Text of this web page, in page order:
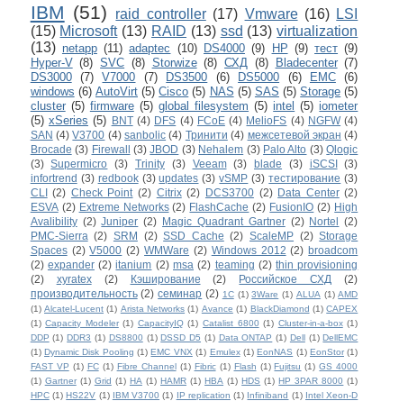
IBM (51) raid controller (17) Vmware (16) LSI
(15) Microsoft (13) RAID (13) ssd (13) virtualization
(13) netapp (11) adaptec (10) DS4000 (9) HP (9) тест (9)
Hyper-V (8) SVC (8) Storwize (8) СХД (8) Bladecenter (7)
DS3000
(7) V7000 (7) DS3500 (6) DS5000 (6) EMC
(6)
windows (6) AutoVirt (5) Cisco (5) NAS (5) SAS (5) Storage (5)
cluster (5) firmware (5) global filesystem (5) intel (5) iometer
(5) xSeries (5) BNT (4) DFS (4) FCoE (4) MelioFS (4) NGFW (4)
SAN (4) V3700 (4) sanbolic (4) Тринити (4) межсетевой экран (4)
Brocade (3) Firewall (3) JBOD (3) Nehalem (3) Palo Alto (3) Qlogic
(3) Supermicro (3) Trinity (3) Veeam (3) blade (3) iSCSI (3)
infortrend (3) redbook (3) updates (3) vSMP (3) тестирование (3)
CLI (2) Check Point (2) Citrix (2) DCS3700 (2) Data Center (2)
ESVA (2) Extreme Networks (2) FlashCache (2) FusionIO (2) High
Avalibility (2) Juniper (2) Magic Quadrant Gartner (2) Nortel (2)
PMC-Sierra (2) SRM (2) SSD Cache (2) ScaleMP (2) Storage
Spaces (2) V5000 (2) WMWare (2) Windows 2012 (2) broadcom
(2) expander (2) itanium (2) msa (2) teaming (2) thin provisioning
(2)
xyratex (2) Кэширование (2) Российское СХД
(2)
производительность (2) семинар (2) 1С (1) 3Ware (1) ALUA (1) AMD
(1) Alcatel-Lucent (1) Arista Networks (1) Avance (1) BlackDiamond (1) CAPEX
(1) Capacity Modeler (1) CapacityIQ (1) Catalist 6800 (1) Cluster-in-a-box (1)
DDP (1) DDR3 (1) DS8800 (1) DSSD D5 (1) Data ONTAP (1) Dell (1) DellEMC
(1) Dynamic Disk Pooling (1) EMC VNX (1) Emulex (1) EonNAS (1) EonStor (1)
FAST VP (1) FC (1) Fibre Channel (1) Fibric (1) Flash (1) Fujitsu (1) GS 4000
(1) Gartner (1) Grid (1) HA (1) HAMR (1) HBA (1) HDS (1) HP 3PAR 8000 (1)
HPC (1) HS22V (1) IBM V3700 (1) IP replication (1) Infiniband (1) Intel Xeon-D